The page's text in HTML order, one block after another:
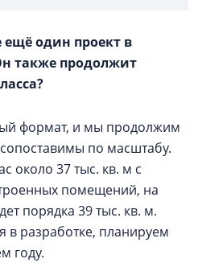
один проект в
также продолжит
формат, и мы продолжим
по масштабу.
около 37 тыс. кв. м с
помещений, на
порядка 39 тыс. кв. м.
в разработке, планируем
году.